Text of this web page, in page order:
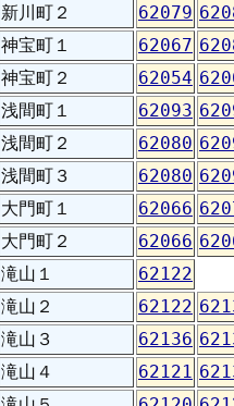
新川町２
62079
神宝町１
62067
神宝町２
62054
浅間町１ 62093
浅間町２
62080
浅間町３
62080
大門町１ 62066
大門町２
62066
滝山１
62122
滝山２
62122
滝山３
62136
滝山４
62121